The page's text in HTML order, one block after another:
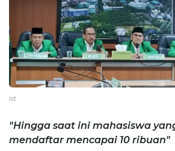
ist
"Hingga saat ini mahasiswa
mendaftar mencapai 10 ribuan"